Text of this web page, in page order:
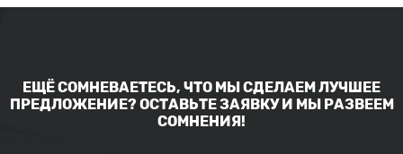
ЕЩЁ СОМНЕВАЕТЕСЬ, ЧТО МЫ СДЕЛАЕМ ЛУЧШЕЕ
ПРЕДЛОЖЕНИЕ? ОСТАВЬТЕ ЗАЯВКУ И МЫ РАЗВЕЕМ
СОМНЕНИЯ!